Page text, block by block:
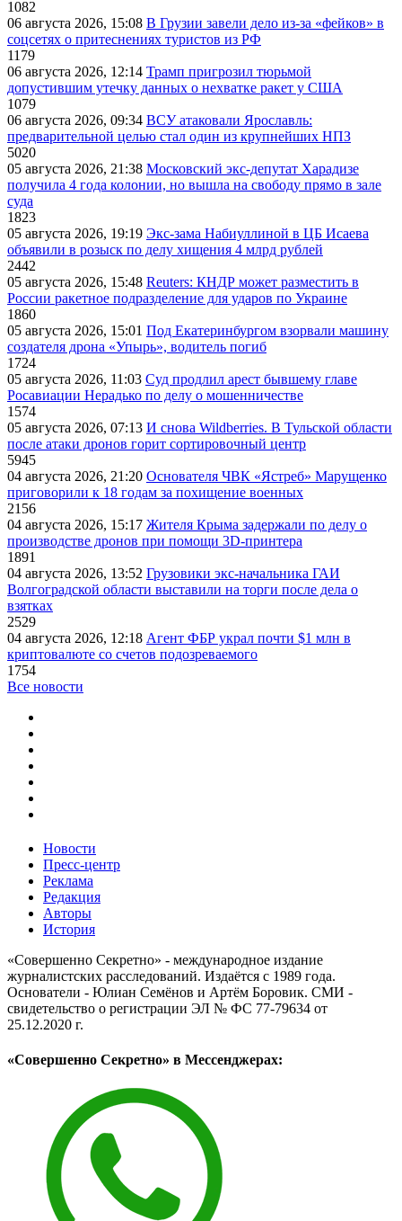
1082
06 августа 2026, 15:08 В Грузии завели дело из-за «фейков» в
соцсетях о притеснениях туристов из РФ
1179
06 августа 2026, 12:14 Трамп пригрозил тюрьмой
допустившим утечку данных о нехватке ракет у США
1079
06 августа 2026, 09:34 ВСУ атаковали Ярославль:
предварительной целью стал один из крупнейших НПЗ
5020
05 августа 2026, 21:38 Московский экс-депутат Харадизе
получила 4 года колонии, но вышла на свободу прямо в зале
суда
1823
05 августа 2026, 19:19 Экс-зама Набиуллиной в ЦБ Исаева
объявили в розыск по делу хищения 4 млрд рублей
2442
05 августа 2026, 15:48 Reuters: КНДР может разместить в
России ракетное подразделение для ударов по Украине
1860
05 августа 2026, 15:01 Под Екатеринбургом взорвали машину
создателя дрона «Упырь», водитель погиб
1724
05 августа 2026, 11:03 Суд продлил арест бывшему главе
Росавиации Нерадько по делу о мошенничестве
1574
05 августа 2026, 07:13 И снова Wildberries. В Тульской области
после атаки дронов горит сортировочный центр
5945
04 августа 2026, 21:20 Основателя ЧВК «Ястреб» Марущенко
приговорили к 18 годам за похищение военных
2156
04 августа 2026, 15:17 Жителя Крыма задержали по делу о
производстве дронов при помощи 3D‑принтера
1891
04 августа 2026, 13:52 Грузовики экс-начальника ГАИ
Волгоградской области выставили на торги после дела о
взятках
2529
04 августа 2026, 12:18 Агент ФБР украл почти $1 млн в
криптовалюте со счетов подозреваемого
1754
Все новости
Новости
Пресс-центр
Реклама
Редакция
Авторы
История
«Совершенно Секретно» - международное издание
журналистских расследований. Издаётся с 1989 года.
Основатели - Юлиан Семёнов и Артём Боровик. CМИ -
свидетельство о регистрации ЭЛ № ФС 77-79634 от
25.12.2020 г.
«Совершенно Секретно» в Мессенджерах: